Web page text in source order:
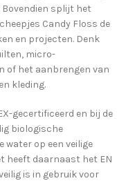
Bovendien splijt het
Candy Floss de
en projecten. Denk
micro-
of het aanbrengen van
kleding.
gecertificeerd en bij de
biologische
op een veilige
heeft daarnaast het EN
is in gebruik voor